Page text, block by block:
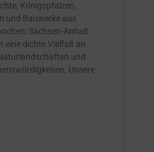
Königspfalzen,
und Bauwerke aus
Sachsen-Anhalt
eine dichte Vielfalt an
und
Unsere